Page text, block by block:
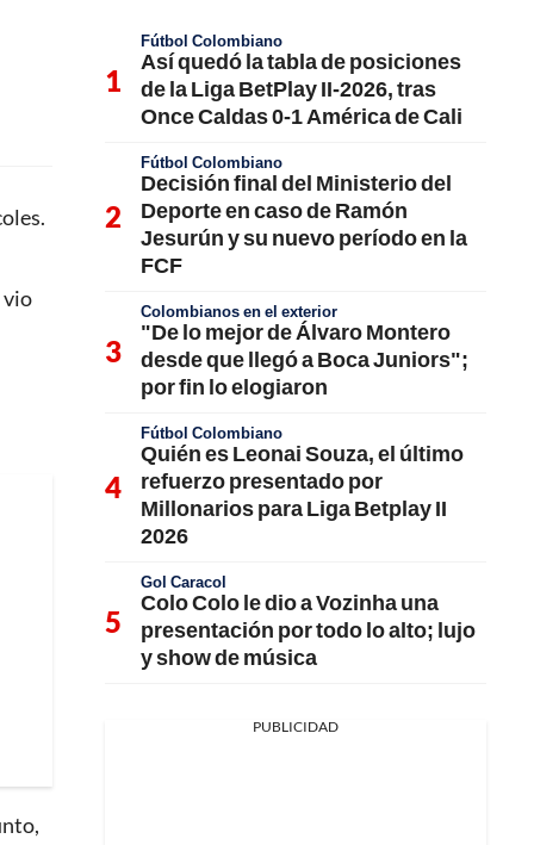
vio
Fútbol Colombiano
Así quedó la tabla de posiciones
de la Liga BetPlay II-2026, tras
Once Caldas 0-1 América de Cali
Fútbol Colombiano
Decisión final del Ministerio del
Deporte en caso de Ramón
Jesurún y su nuevo período en la
FCF
Colombianos en el exterior
"De lo mejor de Álvaro Montero
desde que llegó a Boca Juniors";
por fin lo elogiaron
Fútbol Colombiano
Quién es Leonai Souza, el último
refuerzo presentado por
Millonarios para Liga Betplay II
2026
Gol Caracol
Colo Colo le dio a Vozinha una
presentación por todo lo alto; lujo
y show de música
PUBLICIDAD